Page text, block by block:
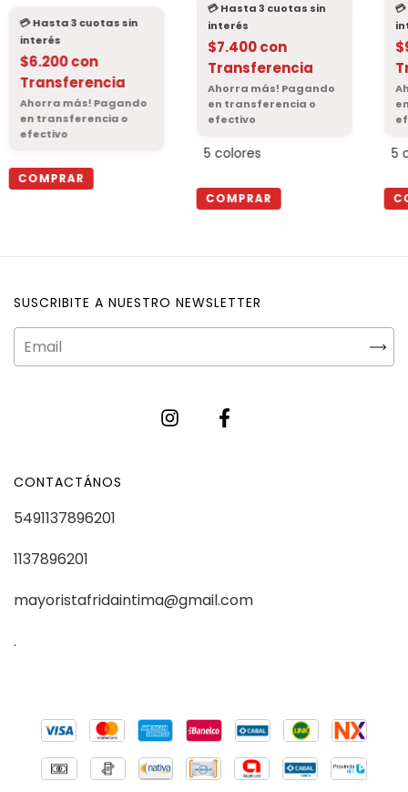
$6.200con
Transferencia
COMPRAR
$7.400con
Transferencia
5 colores
COMPRAR
5
SUSCRIBITE A NUESTRO NEWSLETTER
CONTACTÁNOS
5491137896201
1137896201
mayoristafridaintima@gmail.com
.